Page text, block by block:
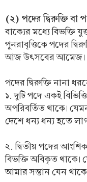
(২) পদের দ্বিরুক্তি বা
বাক্যের মধ্যে বিভক্তি
পুনরাবৃত্তিকে পদের
আজ উৎসবের আমেজ।
পদের দ্বিরুক্তি নানা
১. দুটি পদে একই
অপরিবর্তিত থাকে।
দেশে ধন্য ধন্য হতে
২. দ্বিতীয় পদের
বিভক্তি অবিকৃত
আমার সন্তান যেন